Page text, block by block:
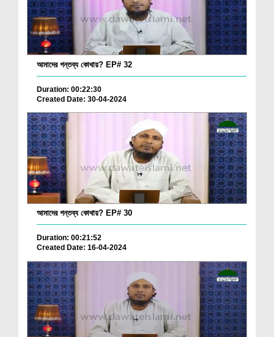
আমাদের গন্তব্য কোথায়? EP# 32
Duration: 00:22:30
Created Date: 30-04-2024
আমাদের গন্তব্য কোথায়? EP# 30
Duration: 00:21:52
Created Date: 16-04-2024